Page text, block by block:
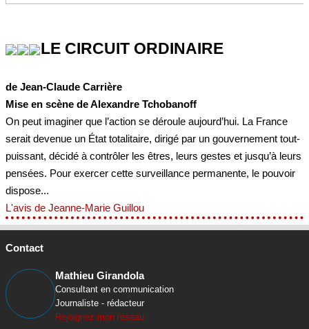
LE CIRCUIT ORDINAIRE
de Jean-Claude Carrière
Mise en scène de Alexandre Tchobanoff
On peut imaginer que l’action se déroule aujourd’hui. La France
serait devenue un État totalitaire, dirigé par un gouvernement tout-
puissant, décidé à contrôler les êtres, leurs gestes et jusqu’à leurs
pensées. Pour exercer cette surveillance permanente, le pouvoir
dispose...
L'avis de Jeanne-Marie Guillou
Contact
Mathieu Girandola
Consultant en communication
Journaliste - rédacteur
Rejoignez mon réseau